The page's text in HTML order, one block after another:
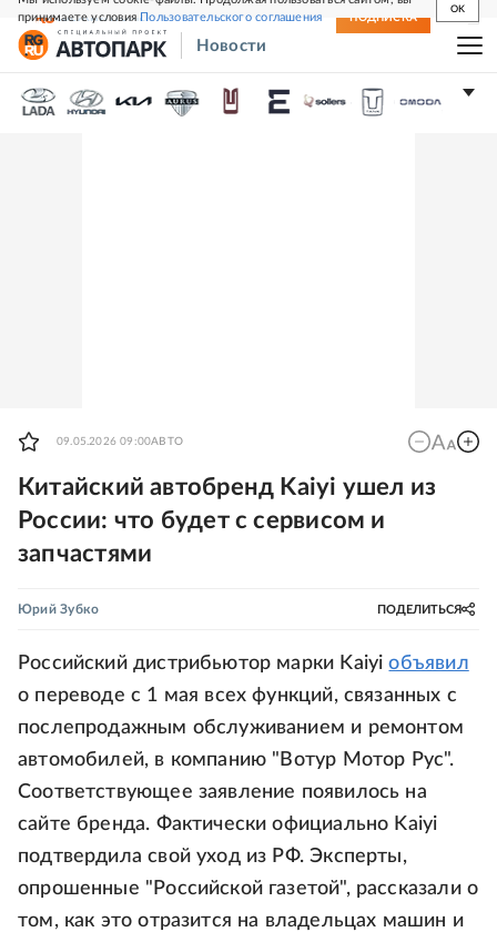
принимаете условияПользовательского соглашения
OK
СВЕЖИЙ НОМЕР ПОДПИСКА
Новости
09.05.2026 09:00АВТО
Китайский автобренд Kaiyi ушел из
России: что будет с сервисом и
запчастями
Юрий Зубко ПОДЕЛИТЬСЯ
Российский дистрибьютор марки Kaiyiобъявил
о переводе с 1 мая всех функций, связанных с
послепродажным обслуживанием и ремонтом
автомобилей, в компанию "Вотур Мотор Рус".
Соответствующее заявление появилось на
сайте бренда. Фактически официально Kaiyi
подтвердила свой уход из РФ. Эксперты,
опрошенные "Российской газетой", рассказали о
том, как это отразится на владельцах машин и